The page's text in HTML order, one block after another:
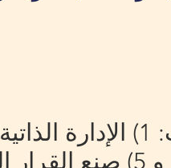
الوعي الذاتي ؛ 3) بناء العلاقات. 4) الوعي